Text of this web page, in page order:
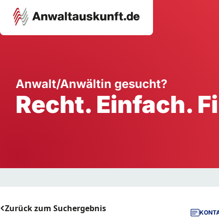
Ausbildung
Handwerk
Dienstleistung
Anwalt/Anwältin gesucht?
Recht. Einfach.
Zurück zum Suchergebnis